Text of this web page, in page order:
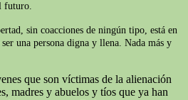
futuro.
sin coacciones de ningún tipo, está en
una persona digna y llena. Nada más y
que son víctimas de la alienación
madres y abuelos y tíos que ya han